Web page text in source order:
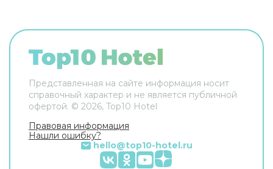
Представленная на сайте информация носит
справочный характер и не является публичной
офертой. © 2026, Top10 Hotel
Правовая информация
Нашли ошибку?
hello@top10-hotel.ru